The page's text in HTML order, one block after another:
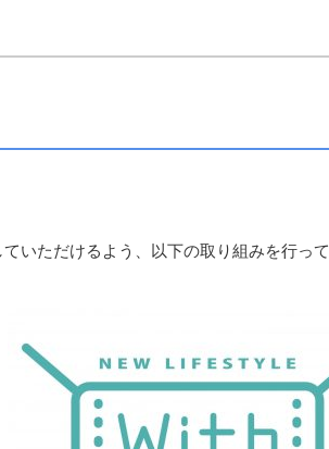
いただけるよう、以下の取り組みを行っ